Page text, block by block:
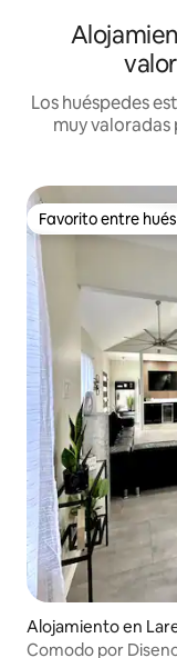
Los huéspedes
muy
Favorito entre
Favorito entre
Alojamiento en
Comodo por